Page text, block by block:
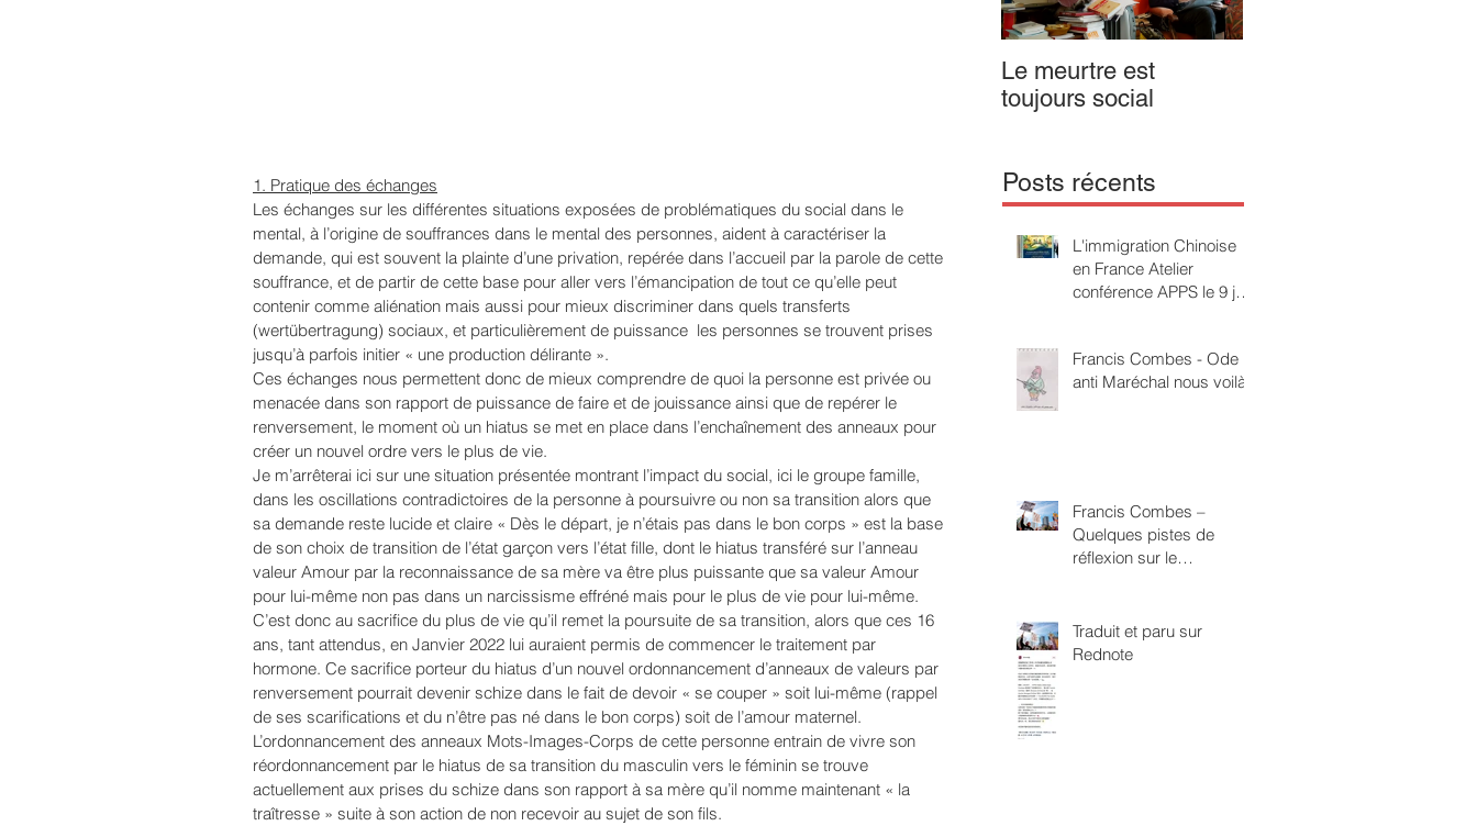
1. Pratique des échanges
Les échanges sur les différentes situations exposées de problématiques du social dans le
mental, à l’origine de souffrances dans le mental des personnes, aident à caractériser la
demande, qui est souvent la plainte d’une privation, repérée dans l’accueil par la parole de cette
souffrance, et de partir de cette base pour aller vers l’émancipation de tout ce qu’elle peut
contenir comme aliénation mais aussi pour mieux discriminer dans quels transferts
(wertübertragung) sociaux, et particulièrement de puissance  les personnes se trouvent prises
jusqu’à parfois initier « une production délirante ».
Ces échanges nous permettent donc de mieux comprendre de quoi la personne est privée ou
menacée dans son rapport de puissance de faire et de jouissance ainsi que de repérer le
renversement, le moment où un hiatus se met en place dans l’enchaînement des anneaux pour
créer un nouvel ordre vers le plus de vie.
Je m’arrêterai ici sur une situation présentée montrant l’impact du social, ici le groupe famille,
dans les oscillations contradictoires de la personne à poursuivre ou non sa transition alors que
sa demande reste lucide et claire « Dès le départ, je n’étais pas dans le bon corps » est la base
de son choix de transition de l’état garçon vers l’état fille, dont le hiatus transféré sur l’anneau
valeur Amour par la reconnaissance de sa mère va être plus puissante que sa valeur Amour
pour lui-même non pas dans un narcissisme effréné mais pour le plus de vie pour lui-même.
C’est donc au sacrifice du plus de vie qu’il remet la poursuite de sa transition, alors que ces 16
ans, tant attendus, en Janvier 2022 lui auraient permis de commencer le traitement par
hormone. Ce sacrifice porteur du hiatus d’un nouvel ordonnancement d’anneaux de valeurs par
renversement pourrait devenir schize dans le fait de devoir « se couper » soit lui-même (rappel
de ses scarifications et du n’être pas né dans le bon corps) soit de l’amour maternel.
L’ordonnancement des anneaux Mots-Images-Corps de cette personne entrain de vivre son
réordonnancement par le hiatus de sa transition du masculin vers le féminin se trouve
actuellement aux prises du schize dans son rapport à sa mère qu’il nomme maintenant « la
traîtresse » suite à son action de non recevoir au sujet de son fils.
Le meurtre est
toujours social
Posts récents
L'immigration Chinoise
en France Atelier
conférence APPS le 9 juin
Boucry Paris 18ème
Francis Combes - Ode
anti Maréchal nous voilà
Francis Combes –
Quelques pistes de
réflexion sur le
Traduit et paru sur
Rednote